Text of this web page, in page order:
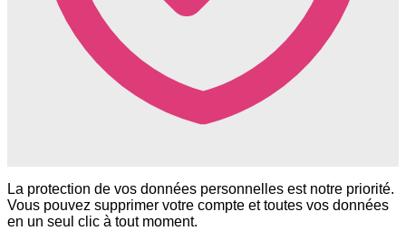
La protection de vos données personnelles est notre priorité.
Vous pouvez supprimer votre compte et toutes vos données
en un seul clic à tout moment.